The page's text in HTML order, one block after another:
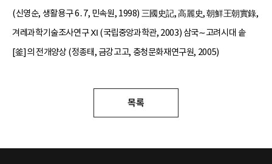
(신영순, 생활용구 6․7, 민속원, 1998) 三國史記, 高麗史, 朝鮮王朝實錄,
겨레과학기술조사연구 Ⅺ (국립중앙과학관, 2003) 삼국∼고려시대 솥
[釜]의 전개양상 (정종태, 금강고고, 충청문화재연구원, 2005)
목록